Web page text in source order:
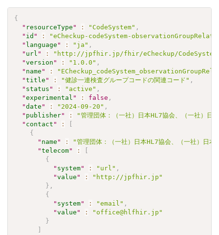
{
" resourceType " : "CodeSystem" ,
" id " :
"eCheckup-codeSystem-
" language " : "ja" ,
" url " :
"http://jpfhir.jp/fhir/eCheckup/
"version " : "1.0.0" ,
" name " :
"title " : "健診一連検査グループコードの関連コード" ,
" status " : "active" ,
"experimental " : false ,
"date " : "2024-09-20" ,
" publisher" :
"管理団体：（一社）日本HL7協会、（一社）日
" contact " :
{
" name " :
"管理団体：（一社）日本HL7協会、（一社）日
"telecom" :
{
" system" : "url" ,
"value " :
"http://jpfhir.jp"
} ,
{
" system" : "email" ,
"value " :
"office@hlfhir.jp"
}